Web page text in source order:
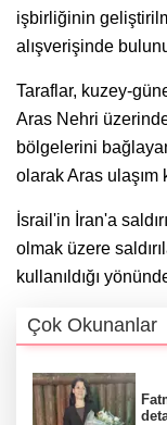
işbirliğinin
alışverişinde
Taraflar, kuzey-
Aras Nehri
bölgelerini
olarak Aras ulaşım
İsrail'in İran'a
olmak üzere
kullanıldığı
Çok Okunanlar